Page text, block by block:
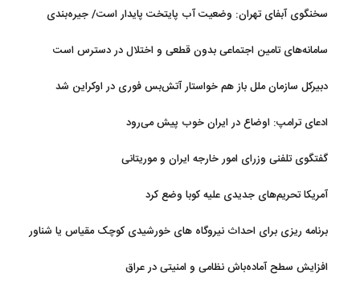
سخنگوی آبفای تهران: وضعیت آب پایتخت پایدار است/ جیره‌بندی
سامانه‌های تامین اجتماعی بدون قطعی و اختلال در دسترس است
دبیرکل سازمان ملل باز هم خواستار آتش‌بس فوری در اوکراین شد
ادعای ترامپ: اوضاع در ایران خوب پیش می‌رود
گفتگوی تلفنی وزرای امور خارجه ایران و موریتانی
آمریکا تحریم‌های جدیدی علیه کوبا وضع کرد
برنامه ریزی برای احداث نیروگاه های خورشیدی کوچک مقیاس یا شناور
افزایش سطح آماده‌باش نظامی و امنیتی در عراق